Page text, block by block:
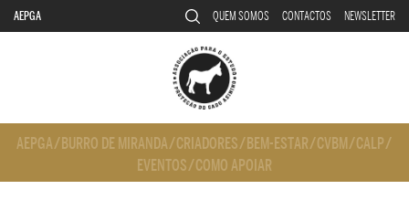
AEPGA QUEM SOMOS CONTACTOS NEWSLETTER
AEPGA/ BURRO DE MIRANDA/CRIADORES/ BEM-ESTAR/CVBM/CALP/
EVENTOS/COMO APOIAR